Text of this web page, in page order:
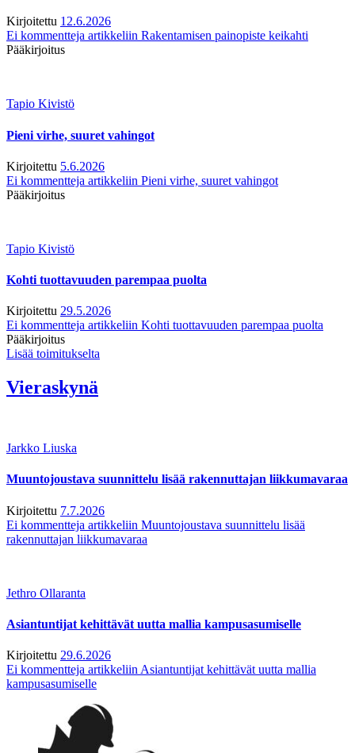
Kirjoitettu 12.6.2026
Ei kommentteja artikkeliin Rakentamisen painopiste keikahti
Pääkirjoitus
Tapio Kivistö
Pieni virhe, suuret vahingot
Kirjoitettu 5.6.2026
Ei kommentteja artikkeliin Pieni virhe, suuret vahingot
Pääkirjoitus
Tapio Kivistö
Kohti tuottavuuden parempaa puolta
Kirjoitettu 29.5.2026
Ei kommentteja artikkeliin Kohti tuottavuuden parempaa puolta
Pääkirjoitus
Lisää toimitukselta
Vieraskynä
Jarkko Liuska
Muuntojoustava suunnittelu lisää rakennuttajan liikkumavaraa
Kirjoitettu 7.7.2026
Ei kommentteja artikkeliin Muuntojoustava suunnittelu lisää
rakennuttajan liikkumavaraa
Jethro Ollaranta
Asiantuntijat kehittävät uutta mallia kampusasumiselle
Kirjoitettu 29.6.2026
Ei kommentteja artikkeliin Asiantuntijat kehittävät uutta mallia
kampusasumiselle